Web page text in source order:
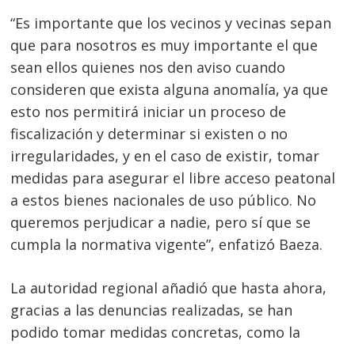
“Es importante que los vecinos y vecinas sepan
que para nosotros es muy importante el que
sean ellos quienes nos den aviso cuando
consideren que exista alguna anomalía, ya que
esto nos permitirá iniciar un proceso de
fiscalización y determinar si existen o no
irregularidades, y en el caso de existir, tomar
medidas para asegurar el libre acceso peatonal
a estos bienes nacionales de uso público. No
queremos perjudicar a nadie, pero sí que se
cumpla la normativa vigente”, enfatizó Baeza.
La autoridad regional añadió que hasta ahora,
gracias a las denuncias realizadas, se han
podido tomar medidas concretas, como la
Navegación
de
entradas